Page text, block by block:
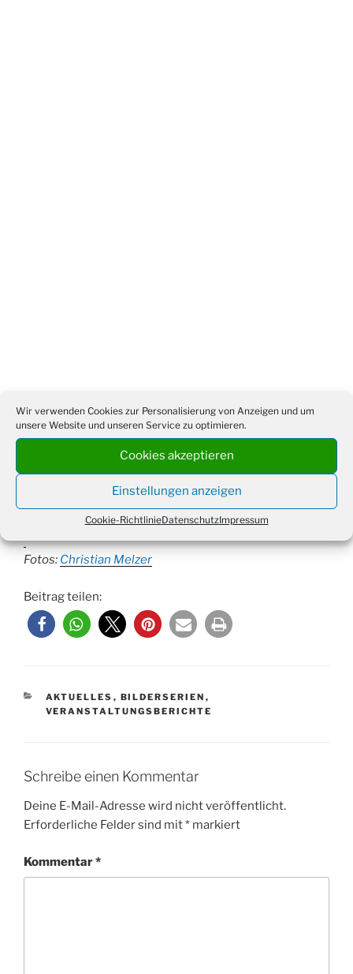
Wir verwenden Cookies zur Personalisierung von Anzeigen und um
unsere Website und unseren Service zu optimieren.
Cookies akzeptieren
Einstellungen anzeigen
Cookie-RichtlinieDatenschutzImpressum
Fotos: Christian Melzer
Beitrag teilen:
KATEGORIEN
AKTUELLES , BILDERSERIEN ,
VERANSTALTUNGSBERICHTE
Schreibe einen Kommentar
Deine E-Mail-Adresse wird nicht veröffentlicht.
Erforderliche Felder sind mit* markiert
Kommentar*